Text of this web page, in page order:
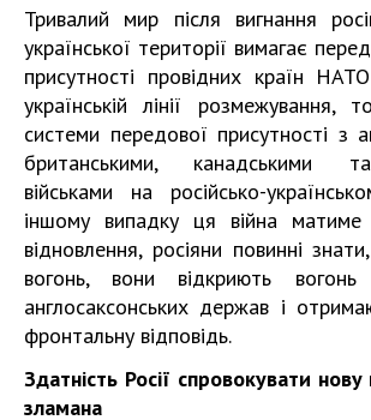
Тривалий мир після вигнання
української території вимагає
присутності провідних країн
українській лінії розмежування,
системи передової присутності з
британськими, канадськими
військами на російсько-
іншому випадку ця війна
відновлення, росіяни повинні
вогонь, вони відкриють
англосаксонських держав і
фронтальну відповідь.
Здатність Росії спровокувати
зламана